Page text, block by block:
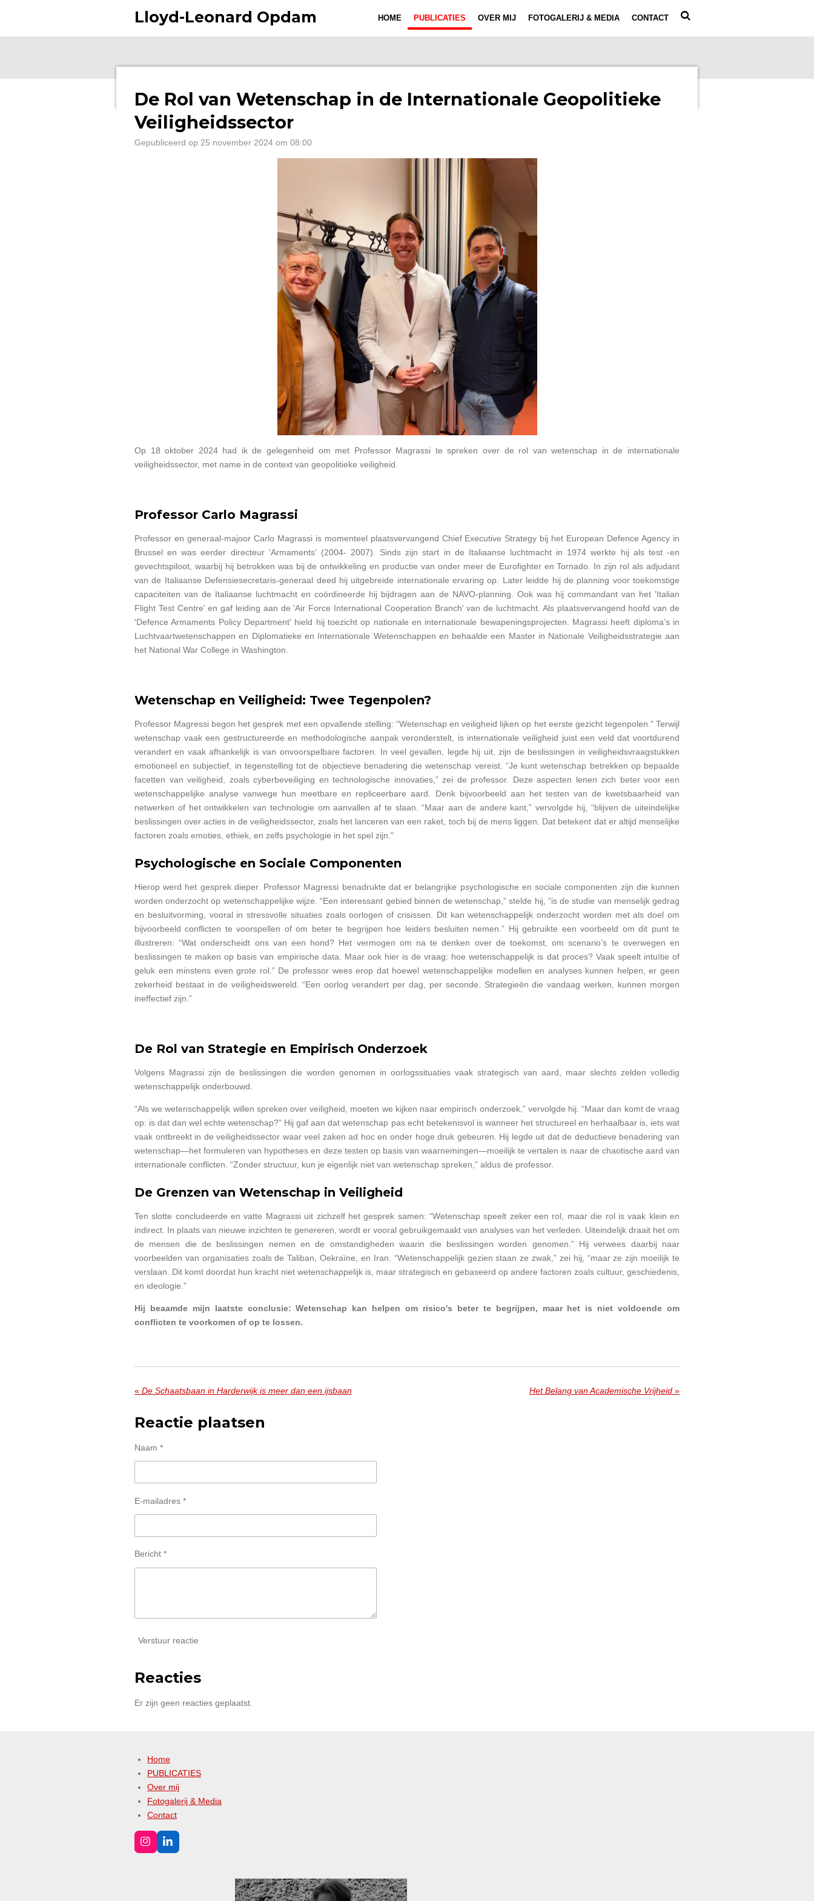
Lloyd-Leonard Opdam HOME PUBLICATIES OVER MIJ FOTOGALERIJ & MEDIA CONTACT
De Rol van Wetenschap in de Internationale Geopolitieke
Veiligheidssector
Gepubliceerd op 25 november 2024 om 08:00
Op 18 oktober 2024 had ik de gelegenheid om met Professor Magrassi te spreken over de rol van wetenschap in de internationale
veiligheidssector, met name in de context van geopolitieke veiligheid.
Professor Carlo Magrassi
Professor en generaal-majoor Carlo Magrassi is momenteel plaatsvervangend Chief Executive Strategy bij het European Defence Agency in
Brussel en was eerder directeur 'Armaments' (2004- 2007). Sinds zijn start in de Italiaanse luchtmacht in 1974 werkte hij als test -en
gevechtspiloot, waarbij hij betrokken was bij de ontwikkeling en productie van onder meer de Eurofighter en Tornado. In zijn rol als adjudant
van de Italiaanse Defensiesecretaris-generaal deed hij uitgebreide internationale ervaring op. Later leidde hij de planning voor toekomstige
capaciteiten van de Italiaanse luchtmacht en coördineerde hij bijdragen aan de NAVO-planning. Ook was hij commandant van het 'Italian
Flight Test Centre' en gaf leiding aan de 'Air Force International Cooperation Branch' van de luchtmacht. Als plaatsvervangend hoofd van de
'Defence Armaments Policy Department' hield hij toezicht op nationale en internationale bewapeningsprojecten. Magrassi heeft diploma’s in
Luchtvaartwetenschappen en Diplomatieke en Internationale Wetenschappen en behaalde een Master in Nationale Veiligheidsstrategie aan
het National War College in Washington.
Wetenschap en Veiligheid: Twee Tegenpolen?
Professor Magressi begon het gesprek met een opvallende stelling: “Wetenschap en veiligheid lijken op het eerste gezicht tegenpolen.” Terwijl
wetenschap vaak een gestructureerde en methodologische aanpak veronderstelt, is internationale veiligheid juist een veld dat voortdurend
verandert en vaak afhankelijk is van onvoorspelbare factoren. In veel gevallen, legde hij uit, zijn de beslissingen in veiligheidsvraagstukken
emotioneel en subjectief, in tegenstelling tot de objectieve benadering die wetenschap vereist. “Je kunt wetenschap betrekken op bepaalde
facetten van veiligheid, zoals cyberbeveiliging en technologische innovaties,” zei de professor. Deze aspecten lenen zich beter voor een
wetenschappelijke analyse vanwege hun meetbare en repliceerbare aard. Denk bijvoorbeeld aan het testen van de kwetsbaarheid van
netwerken of het ontwikkelen van technologie om aanvallen af te slaan. “Maar aan de andere kant,” vervolgde hij, “blijven de uiteindelijke
beslissingen over acties in de veiligheidssector, zoals het lanceren van een raket, toch bij de mens liggen. Dat betekent dat er altijd menselijke
factoren zoals emoties, ethiek, en zelfs psychologie in het spel zijn."
Psychologische en Sociale Componenten
Hierop werd het gesprek dieper. Professor Magressi benadrukte dat er belangrijke psychologische en sociale componenten zijn die kunnen
worden onderzocht op wetenschappelijke wijze. “Een interessant gebied binnen de wetenschap,” stelde hij, “is de studie van menselijk gedrag
en besluitvorming, vooral in stressvolle situaties zoals oorlogen of crisissen. Dit kan wetenschappelijk onderzocht worden met als doel om
bijvoorbeeld conflicten te voorspellen of om beter te begrijpen hoe leiders besluiten nemen.” Hij gebruikte een voorbeeld om dit punt te
illustreren: “Wat onderscheidt ons van een hond? Het vermogen om na te denken over de toekomst, om scenario’s te overwegen en
beslissingen te maken op basis van empirische data. Maar ook hier is de vraag: hoe wetenschappelijk is dat proces? Vaak speelt intuïtie of
geluk een minstens even grote rol.” De professor wees erop dat hoewel wetenschappelijke modellen en analyses kunnen helpen, er geen
zekerheid bestaat in de veiligheidswereld. “Een oorlog verandert per dag, per seconde. Strategieën die vandaag werken, kunnen morgen
ineffectief zijn.”
De Rol van Strategie en Empirisch Onderzoek
Volgens Magrassi zijn de beslissingen die worden genomen in oorlogssituaties vaak strategisch van aard, maar slechts zelden volledig
wetenschappelijk onderbouwd.
“Als we wetenschappelijk willen spreken over veiligheid, moeten we kijken naar empirisch onderzoek,” vervolgde hij. “Maar dan komt de vraag
op: is dat dan wel echte wetenschap?” Hij gaf aan dat wetenschap pas echt betekenisvol is wanneer het structureel en herhaalbaar is, iets wat
vaak ontbreekt in de veiligheidssector waar veel zaken ad hoc en onder hoge druk gebeuren. Hij legde uit dat de deductieve benadering van
wetenschap—het formuleren van hypotheses en deze testen op basis van waarnemingen—moeilijk te vertalen is naar de chaotische aard van
internationale conflicten. “Zonder structuur, kun je eigenlijk niet van wetenschap spreken,” aldus de professor.
De Grenzen van Wetenschap in Veiligheid
Ten slotte concludeerde en vatte Magrassi uit zichzelf het gesprek samen: “Wetenschap speelt zeker een rol, maar die rol is vaak klein en
indirect. In plaats van nieuwe inzichten te genereren, wordt er vooral gebruikgemaakt van analyses van het verleden. Uiteindelijk draait het om
de mensen die de beslissingen nemen en de omstandigheden waarin die beslissingen worden genomen.” Hij verwees daarbij naar
voorbeelden van organisaties zoals de Taliban, Oekraïne, en Iran. “Wetenschappelijk gezien staan ze zwak,” zei hij, “maar ze zijn moeilijk te
verslaan. Dit komt doordat hun kracht niet wetenschappelijk is, maar strategisch en gebaseerd op andere factoren zoals cultuur, geschiedenis,
en ideologie.”
Hij beaamde mijn laatste conclusie: Wetenschap kan helpen om risico's beter te begrijpen, maar het is niet voldoende om
conflicten te voorkomen of op te lossen.
« De Schaatsbaan in Harderwijk is meer dan een ijsbaan Het Belang van Academische Vrijheid »
Reactie plaatsen
Naam *
E-mailadres *
Bericht *
Verstuur reactie
Reacties
Er zijn geen reacties geplaatst.
Home
PUBLICATIES
Over mij
Fotogalerij & Media
Contact
I
n
L
i